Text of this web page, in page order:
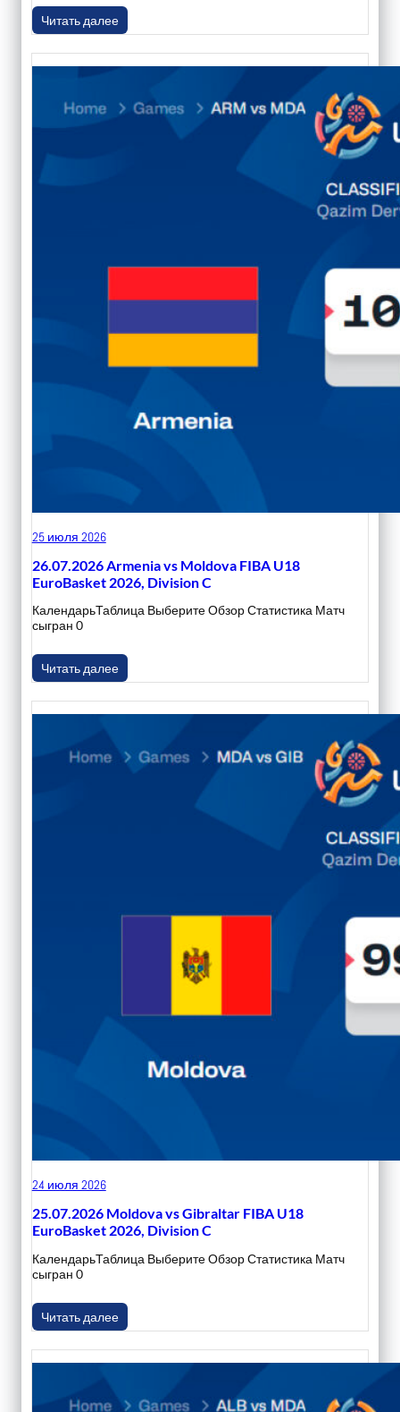
Читать далее
25 июля 2026
26.07.2026 Armenia vs Moldova FIBA U18
EuroBasket 2026, Division C
КалендарьТаблица Выберите Обзор Статистика Матч
сыгран 0
Читать далее
24 июля 2026
25.07.2026 Moldova vs Gibraltar FIBA U18
EuroBasket 2026, Division C
КалендарьТаблица Выберите Обзор Статистика Матч
сыгран 0
Читать далее